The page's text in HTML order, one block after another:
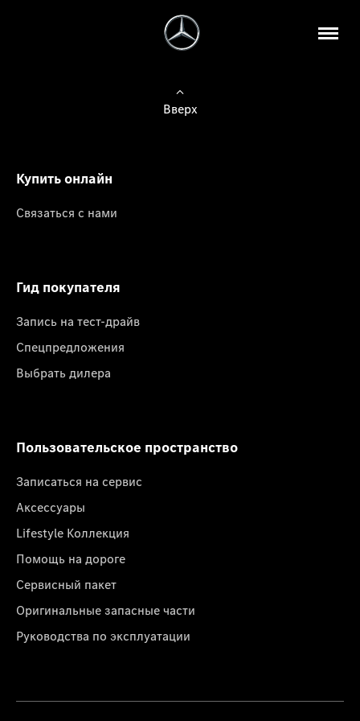
Вверх
Купить онлайн
Связаться с нами
Гид покупателя
Запись на тест-драйв
Спецпредложения
Выбрать дилера
Пользовательское пространство
Записаться на сервис
Аксессуары
Lifestyle Коллекция
Помощь на дороге
Сервисный пакет
Оригинальные запасные части
Руководства по эксплуатации